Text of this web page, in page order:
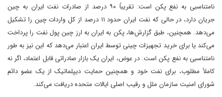
نامتناسبی به نفع پکن است: تقریباً ۹۰ درصد از صادرات نفت ایران به چین
جریان دارد، در حالی که نفت ایران حدود ۱۱ درصد از کل واردات چین را تشکیل
می‌دهد. همچنین، طبق گزارش‌ها، پکن به ایران به ارز چین پول نفت را پرداخت
می‌کند یا برای خرید تجهیزات چینی توسط ایران اعتبار می‌دهد که این نیز به طور
نامتناسبی به نفع پکن است. در عوض، ایران یک بازار صادراتی قابل اعتماد، اگر نه
کاملاً مطلوب، برای نفت خود و همچنین حمایت دیپلماتیک از یک عضو دائم
شورای امنیت سازمان ملل و رقیب اصلی ایالات متحده دریافت می‌کند.